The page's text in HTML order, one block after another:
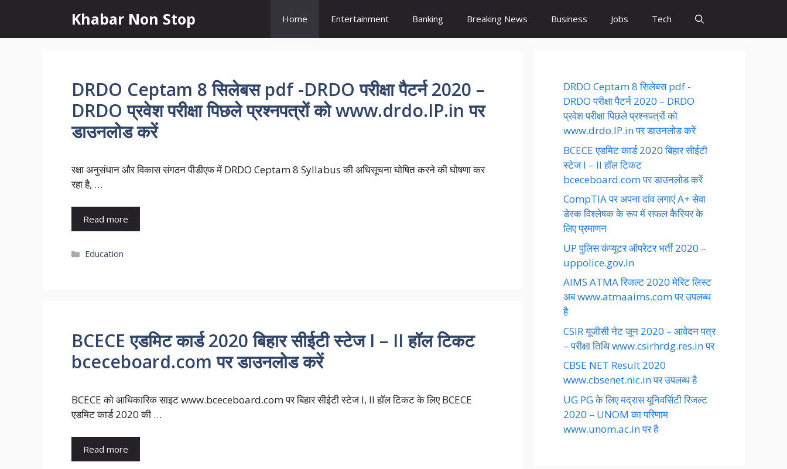
content
Khabar Non Stop Home Entertainment Banking Breaking News Business Jobs Tech
DRDO Ceptam 8 सिलेबस pdf -DRDO परीक्षा पैटर्न 2020 –
DRDO प्रवेश परीक्षा पिछले प्रश्नपत्रों को www.drdo.IP.in पर
डाउनलोड करें
रक्षा अनुसंधान और विकास संगठन पीडीएफ में DRDO Ceptam 8 Syllabus की अधिसूचना घोषित करने की घोषणा कर
रहा है, …
Read more
Categories
Education
BCECE एडमिट कार्ड 2020 बिहार सीईटी स्टेज I – II हॉल टिकट
bceceboard.com पर डाउनलोड करें
BCECE को आधिकारिक साइट www.bceceboard.com पर बिहार सीईटी स्टेज I, II हॉल टिकट के लिए BCECE
एडमिट कार्ड 2020 की …
Read more
DRDO Ceptam 8 सिलेबस pdf -
DRDO परीक्षा पैटर्न 2020 – DRDO
प्रवेश परीक्षा पिछले प्रश्नपत्रों को
www.drdo.IP.in पर डाउनलोड करें
BCECE एडमिट कार्ड 2020 बिहार सीईटी
स्टेज I – II हॉल टिकट
bceceboard.com पर डाउनलोड करें
CompTIA पर अपना दांव लगाएं A+ सेवा
डेस्क विश्लेषक के रूप में सफल कैरियर के
लिए प्रमाणन
UP पुलिस कंप्यूटर ऑपरेटर भर्ती 2020 –
uppolice.gov.in
AIMS ATMA रिजल्ट 2020 मेरिट लिस्ट
अब www.atmaaims.com पर उपलब्ध
है
CSIR यूजीसी नेट जून 2020 – आवेदन पत्र
– परीक्षा तिथि www.csirhrdg.res.in पर
CBSE NET Result 2020
www.cbsenet.nic.in पर उपलब्ध है
UG PG के लिए मद्रास यूनिवर्सिटी रिजल्ट
2020 – UNOM का परिणाम
www.unom.ac.in पर है